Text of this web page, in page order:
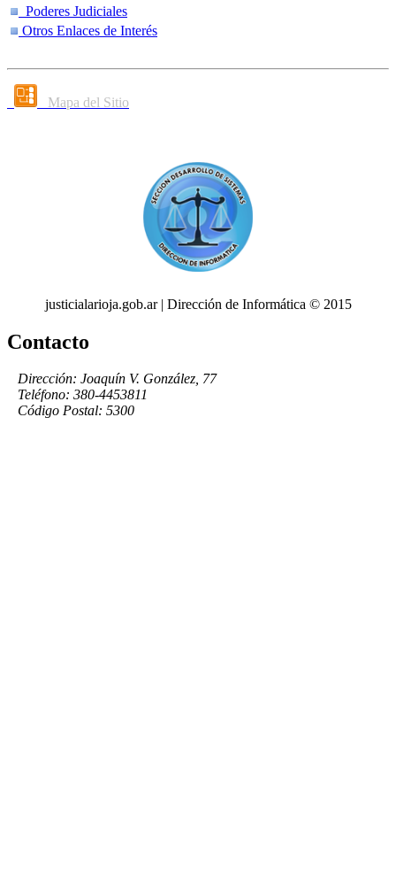
Poderes Judiciales
Otros Enlaces de Interés
Mapa del Sitio
justicialarioja.gob.ar | Dirección de Informática © 2015
Contacto
Dirección: Joaquín V. González, 77
Teléfono: 380-4453811
Código Postal: 5300